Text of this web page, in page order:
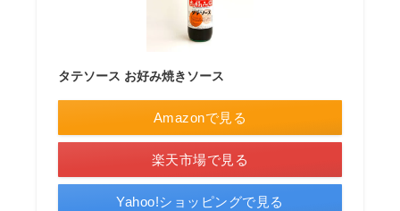
タテソース お好み焼きソース
Amazonで見る
楽天市場で見る
Yahoo!ショッピングで見る